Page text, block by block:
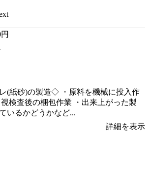
円
(紙砂)の製造◇ ・原料を機械に投入作
検査後の梱包作業 ・出来上がった製
いるかどうかなど...
詳細を表示